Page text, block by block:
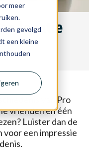
meer
gevolgd
een kleine
locatie
van Pro
vrienden en één
Luister dan de
een impressie